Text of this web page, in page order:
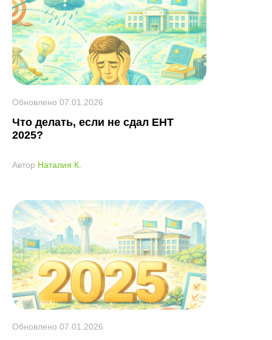
Обновлено 07.01.2026
Что делать, если не сдал ЕНТ
2025?
Автор Наталия К.
Обновлено 07.01.2026